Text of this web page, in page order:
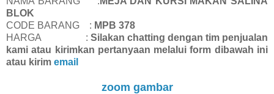
BLOK
CODE BARANG : MPB 378
HARGA : Silakan chatting dengan tim penjualan
kami atau kirimkan pertanyaan melalui form dibawah ini
atau kirim email
zoom gambar